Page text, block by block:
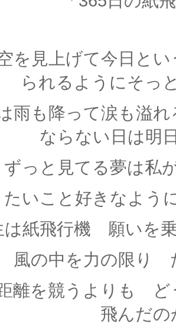
を見上げて今日と
られるようにそっ
雨も降って涙も溢
ならない日は明
ずっと見てる夢は私
たいこと好きなよ
は紙飛行機 願いを
風の中を力の限り
離を競うよりも
飛んだの